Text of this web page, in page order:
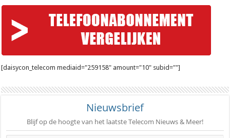
[daisycon_telecom mediaid="259158" amount="10" subid=""]
Nieuwsbrief
Blijf op de hoogte van het laatste Telecom Nieuws & Meer!